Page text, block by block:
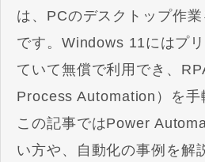
は、PCのデスクトップ作
です。Windows 11にはプ
ていて無償で利用でき、
Process Automation）を手
この記事ではPower
い方や、自動化の事例を解